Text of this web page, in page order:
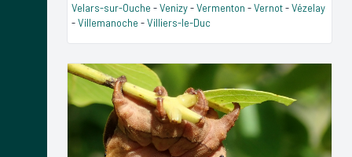
Velars-sur-Ouche -Venizy-Vermenton -Vernot-Vézelay
-Villemanoche -Villiers-le-Duc